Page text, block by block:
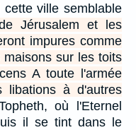
ville semblable
Jérusalem et les
impures comme
maisons sur les toits
A toute l'armée
à d'autres
où l'Eternel
il se tint dans le